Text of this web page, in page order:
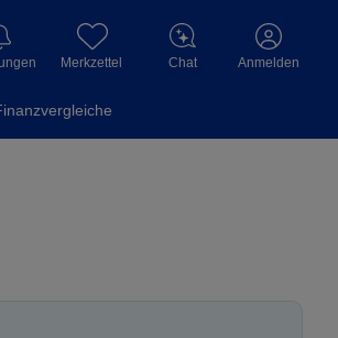
Merkzettel Chat Anmelden